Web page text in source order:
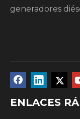
generadores
ENLACES